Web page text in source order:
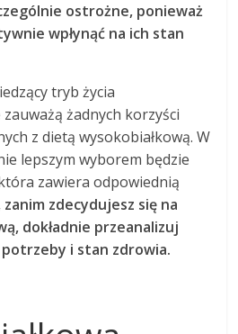
ostrożne, ponieważ
wpłynąć na ich stan
tryb życia
żadnych korzyści
z dietą wysokobiałkową. W
lepszym wyborem będzie
zawiera odpowiednią
zdecydujesz się na
dokładnie przeanalizuj
i stan zdrowia.